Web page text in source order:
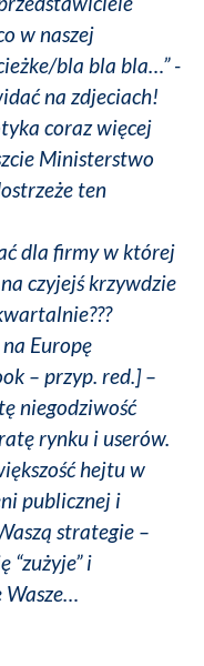
w naszej
bla bla bla…” -
na zdjeciach!
coraz więcej
Ministerstwo
ten
dla firmy w której
na czyjejś krzywdzie
Europę
– przyp. red.] –
niegodziwość
rynku i userów.
hejtu w
publicznej i
strategie –
“zużyje” i
Wasze…